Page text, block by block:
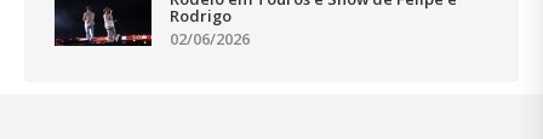
Rodrigo
02/06/2026